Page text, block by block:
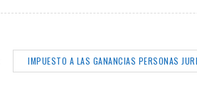
IMPUESTO A LAS GANANCIAS PERSONAS